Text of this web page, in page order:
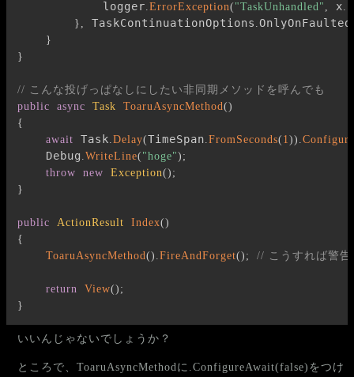
            logger
ErrorException( "TaskUnhandled" x
} TaskContinuationOptions OnlyOnFaulted
}
}
// こんな投げっぱなしにしたい非同期メソッドを呼んでも
public
async Task ToaruAsyncMethod ()
{
await Task Delay(TimeSpan FromSeconds( 1 ))
    Debug
WriteLine( "hoge") ;
throw
new Exception() ;
}
public ActionResult Index()
{
ToaruAsyncMethod () FireAndForget() ; // こうすれば警
return View() ;
}
いいんじゃないでしょうか？
ところで、ToaruAsyncMethodに.ConfigureAwait(false)をつけ